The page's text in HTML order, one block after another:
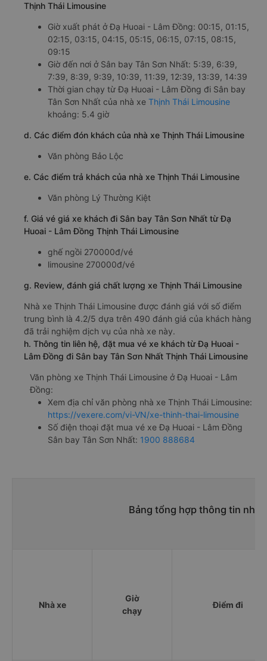
Thịnh Thái Limousine
Giờ xuất phát ở Đạ Huoai - Lâm Đồng: 00:15, 01:15,
02:15, 03:15, 04:15, 05:15, 06:15, 07:15, 08:15,
09:15
Giờ đến nơi ở Sân bay Tân Sơn Nhất: 5:39, 6:39,
7:39, 8:39, 9:39, 10:39, 11:39, 12:39, 13:39, 14:39
Thời gian chạy từ Đạ Huoai - Lâm Đồng đi Sân bay
Tân Sơn Nhất của nhà xe Thịnh Thái Limousine
khoảng: 5.4 giờ
d. Các điểm đón khách của nhà xe Thịnh Thái Limousine
Văn phòng Bảo Lộc
e. Các điểm trả khách của nhà xe Thịnh Thái Limousine
Văn phòng Lý Thường Kiệt
f. Giá vé giá xe khách đi Sân bay Tân Sơn Nhất từ Đạ
Huoai - Lâm Đồng Thịnh Thái Limousine
ghế ngồi 270000đ/vé
limousine 270000đ/vé
g. Review, đánh giá chất lượng xe Thịnh Thái Limousine
Nhà xe Thịnh Thái Limousine được đánh giá với số điểm
trung bình là 4.2/5 dựa trên 490 đánh giá của khách hàng
đã trải nghiệm dịch vụ của nhà xe này.
h. Thông tin liên hệ, đặt mua vé xe khách từ Đạ Huoai -
Lâm Đồng đi Sân bay Tân Sơn Nhất Thịnh Thái Limousine
Văn phòng xe Thịnh Thái Limousine ở Đạ Huoai - Lâm
Đồng:
Xem địa chỉ văn phòng nhà xe Thịnh Thái Limousine:
https://vexere.com/vi-VN/xe-thinh-thai-limousine
Số điện thoại đặt mua vé xe Đạ Huoai - Lâm Đồng
Sân bay Tân Sơn Nhất: 1900 888684
Bảng tổng hợp thông tin nhà
Nhà xe
Giờ
chạy
Điểm đi